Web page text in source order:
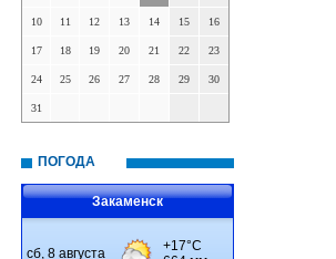
10 11 12 13 14 15 16
17 18 19 20 21 22 23
24 25 26 27 28 29 30
31
ПОГОДА
Закаменск